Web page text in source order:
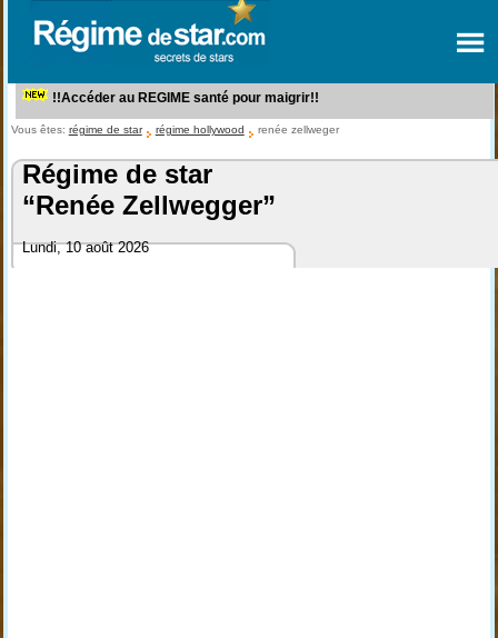
!!Accéder au REGIME santé pour maigrir!!
Vous êtes: régime de star régime hollywood renée zellweger
Régime de star
“Renée Zellwegger”
Lundi, 10 août 2026